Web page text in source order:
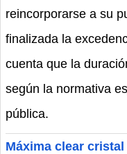
reincorporarse a su
finalizada la
cuenta que la
según la normativa
pública.
Máxima clear cristal